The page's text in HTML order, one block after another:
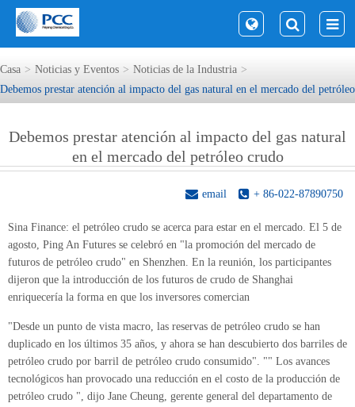
Casa Noticias y Eventos
Noticias de la Industria
Debemos prestar atención al impacto del gas natural en el mercado del
Debemos prestar atención al impacto del gas natural
en el mercado del petróleo crudo
+ 86-022-87890750
email
Sina Finance: el petróleo crudo se acerca para estar en el mercado. El 5 de
agosto, Ping An Futures se celebró en "la promoción del mercado de
futuros de petróleo crudo" en Shenzhen. En la reunión, los participantes
dijeron que la introducción de los futuros de crudo de Shanghai
enriquecería la forma en que los inversores comercian
"Desde un punto de vista macro, las reservas de petróleo crudo se han
duplicado en los últimos 35 años, y ahora se han descubierto dos barriles de
petróleo crudo por barril de petróleo crudo consumido". "" Los avances
tecnológicos han provocado una reducción en el costo de la producción de
petróleo crudo ", dijo Jane Cheung, gerente general del departamento de